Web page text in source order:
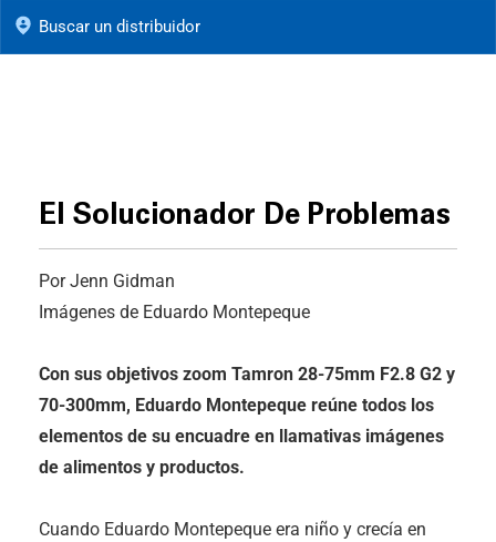
Buscar un distribuidor
El Solucionador De Problemas
Por Jenn Gidman
Imágenes de Eduardo Montepeque
Con sus objetivos zoom Tamron 28-75mm F2.8 G2 y
70-300mm, Eduardo Montepeque reúne todos los
elementos de su encuadre en llamativas imágenes
de alimentos y productos.
Cuando Eduardo Montepeque era niño y crecía en